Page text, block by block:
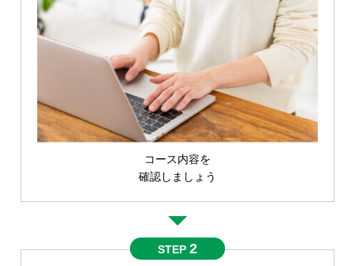
コース内容を
確認しましょう
STEP 2